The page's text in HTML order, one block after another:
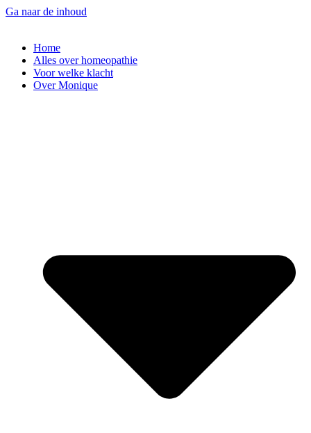
Ga naar de inhoud
Home
Alles over homeopathie
Voor welke klacht
Over Monique